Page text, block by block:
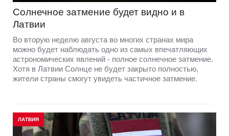
Солнечное затмение будет видно и в
Латвии
Во вторую неделю августа во многих странах мира
можно будет наблюдать одно из самых впечатляющих
астрономических явлений - полное солнечное затмение.
Хотя в Латвии Солнце не будет закрыто полностью,
жители страны смогут увидеть частичное затмение.
ЛАТВИЯ